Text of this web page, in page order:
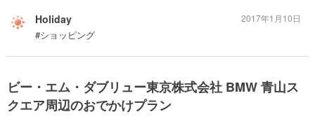
Holiday
#ショッピング
2017年1月10日
ビー・エム・ダブリュー東京株式会社 BMW 青山ス
クエア周辺のおでかけプラン